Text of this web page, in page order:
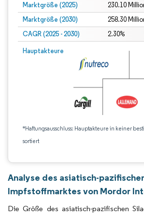
Marktgröße (2025) 230.10
Marktgröße (2030) 258.30
CAGR (2025 - 2030) 2.30%
Hauptakteure
*Haftungsausschluss: Hauptakteure in keiner
sortiert
Analyse des asiatisch-
Impfstoffmarktes von Mordor
Die Größe des asiatisch-pazifischen